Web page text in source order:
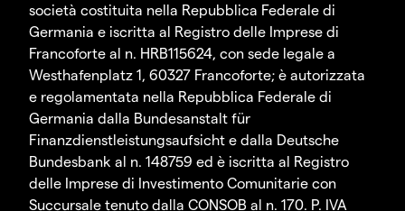
società costituita nella Repubblica Federale di
Germania e iscritta al Registro delle Imprese di
Francoforte al n. HRB115624, con sede legale a
Westhafenplatz 1, 60327 Francoforte; è autorizzata
e regolamentata nella Repubblica Federale di
Germania dalla Bundesanstalt für
Finanzdienstleistungsaufsicht e dalla Deutsche
Bundesbank al n. 148759 ed è iscritta al Registro
delle Imprese di Investimento Comunitarie con
Succursale tenuto dalla CONSOB al n. 170. P. IVA